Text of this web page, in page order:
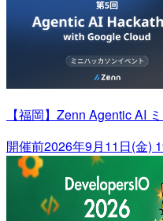
【福岡】Zenn Agentic AI
開催前2026年9月11日(金)